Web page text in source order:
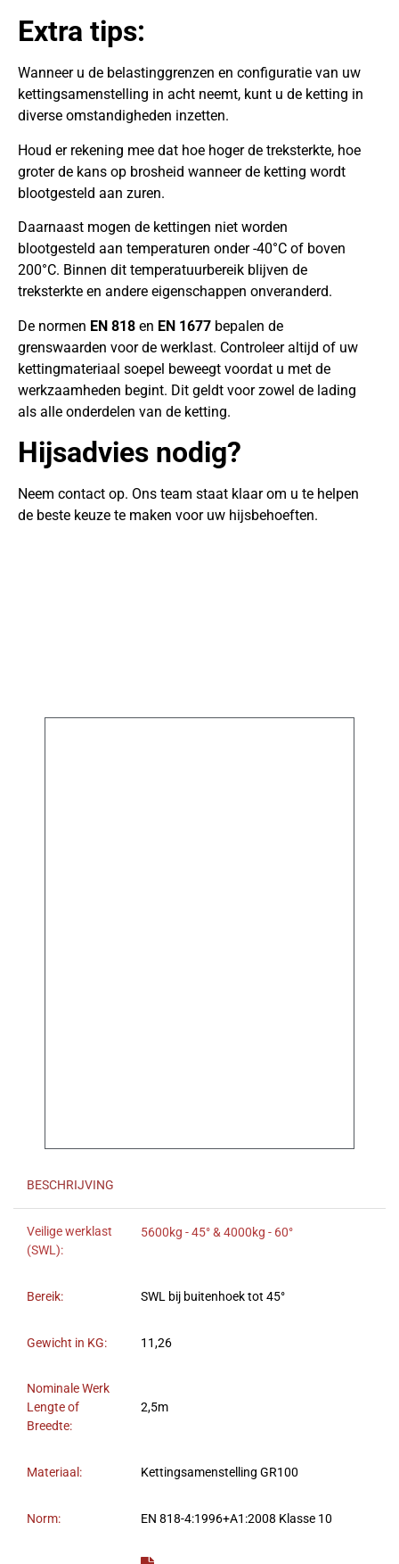
Extra tips:
Wanneer u de belastinggrenzen en configuratie van uw
kettingsamenstelling in acht neemt, kunt u de ketting in
diverse omstandigheden inzetten.
Houd er rekening mee dat hoe hoger de treksterkte, hoe
groter de kans op brosheid wanneer de ketting wordt
blootgesteld aan zuren.
Daarnaast mogen de kettingen niet worden
blootgesteld aan temperaturen onder -40°C of boven
200°C. Binnen dit temperatuurbereik blijven de
treksterkte en andere eigenschappen onveranderd.
De normen EN 818 en EN 1677 bepalen de
grenswaarden voor de werklast. Controleer altijd of uw
kettingmateriaal soepel beweegt voordat u met de
werkzaamheden begint. Dit geldt voor zowel de lading
als alle onderdelen van de ketting.
Hijsadvies nodig?
Neem contact op. Ons team staat klaar om u te helpen
de beste keuze te maken voor uw hijsbehoeften.
BESCHRIJVING
Veilige werklast
(SWL):
5600kg - 45° & 4000kg - 60°
Bereik: SWL bij buitenhoek tot 45°
Gewicht in KG: 11,26
Nominale Werk
Lengte of
Breedte:
2,5m
Materiaal: Kettingsamenstelling GR100
Norm: EN 818-4:1996+A1:2008 Klasse 10